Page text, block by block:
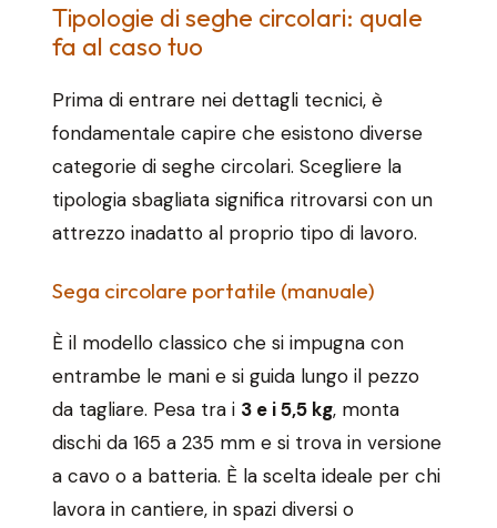
Tipologie di seghe circolari: quale
fa al caso tuo
Prima di entrare nei dettagli tecnici, è
fondamentale capire che esistono diverse
categorie di seghe circolari. Scegliere la
tipologia sbagliata significa ritrovarsi con un
attrezzo inadatto al proprio tipo di lavoro.
Sega circolare portatile (manuale)
È il modello classico che si impugna con
entrambe le mani e si guida lungo il pezzo
da tagliare. Pesa tra i 3 e i 5,5 kg, monta
dischi da 165 a 235 mm e si trova in versione
a cavo o a batteria. È la scelta ideale per chi
lavora in cantiere, in spazi diversi o